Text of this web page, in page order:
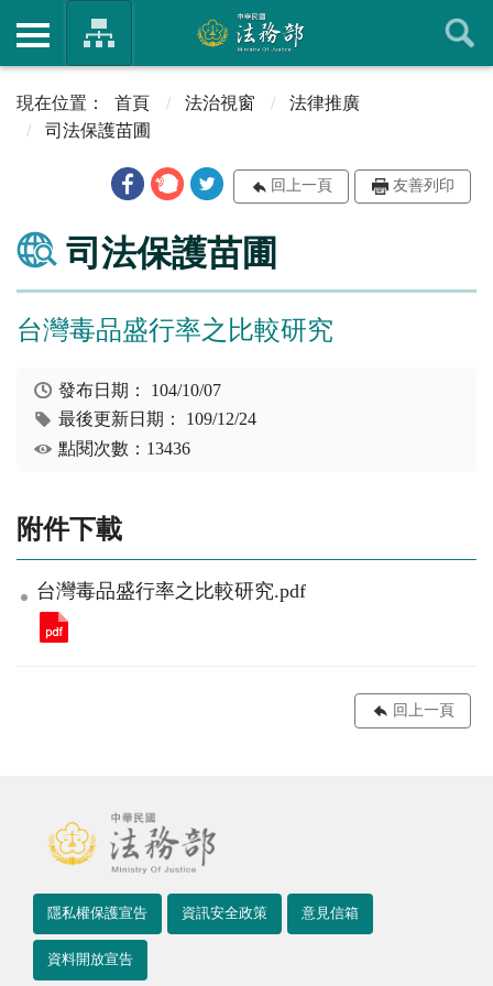
首頁 法治視窗
法律推廣
司法保護苗圃
回上一頁 友善列印
司法保護苗圃
台灣毒品盛行率之比較研究
發布日期： 104/10/07
最後更新日期： 109/12/24
點閱次數：13436
附件下載
台灣毒品盛行率之比較研究.pdf
回上一頁
隱私權保護宣告 資訊安全政策 意見信箱
資料開放宣告